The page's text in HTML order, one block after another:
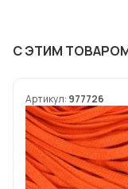
С ЭТИМ
Артикул: 977726